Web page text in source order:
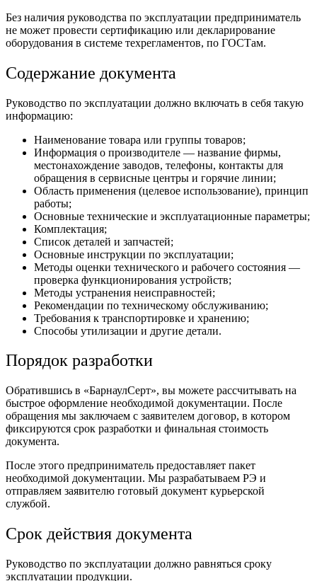
Без наличия руководства по эксплуатации предприниматель
не может провести сертификацию или декларирование
оборудования в системе техрегламентов, по ГОСТам.
Содержание документа
Руководство по эксплуатации должно включать в себя такую
информацию:
Наименование товара или группы товаров;
Информация о производителе — название фирмы,
местонахождение заводов, телефоны, контакты для
обращения в сервисные центры и горячие линии;
Область применения (целевое использование), принцип
работы;
Основные технические и эксплуатационные параметры;
Комплектация;
Список деталей и запчастей;
Основные инструкции по эксплуатации;
Методы оценки технического и рабочего состояния —
проверка функционирования устройств;
Методы устранения неисправностей;
Рекомендации по техническому обслуживанию;
Требования к транспортировке и хранению;
Способы утилизации и другие детали.
Порядок разработки
Обратившись в «БарнаулСерт», вы можете рассчитывать на
быстрое оформление необходимой документации. После
обращения мы заключаем с заявителем договор, в котором
фиксируются срок разработки и финальная стоимость
документа.
После этого предприниматель предоставляет пакет
необходимой документации. Мы разрабатываем РЭ и
отправляем заявителю готовый документ курьерской
службой.
Срок действия документа
Руководство по эксплуатации должно равняться сроку
эксплуатации продукции.